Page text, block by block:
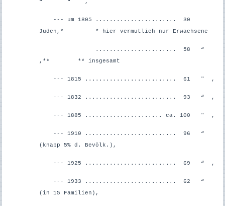
“ “ ,
--- um 1805 ....................... 30
Juden,*
* hier vermutlich nur Erwachsene
....................... 58 “
,**
** insgesamt
--- 1815 .......................... 61 " ,
--- 1832 .......................... 93 “ ,
--- 1885 ...................... ca. 100 " ,
--- 1910 .......................... 96 “
(knapp 5% d. Bevölk.),
--- 1925 .......................... 69 “ ,
--- 1933 .......................... 62 “
(in 15 Familien),